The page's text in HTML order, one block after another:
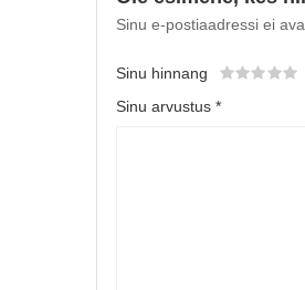
Sinu e-postiaadressi ei
Sinu hinnang
Sinu arvustus *